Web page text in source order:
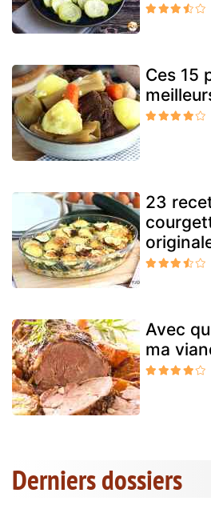
Ces 15
23
Avec
ma
Derniers dossiers